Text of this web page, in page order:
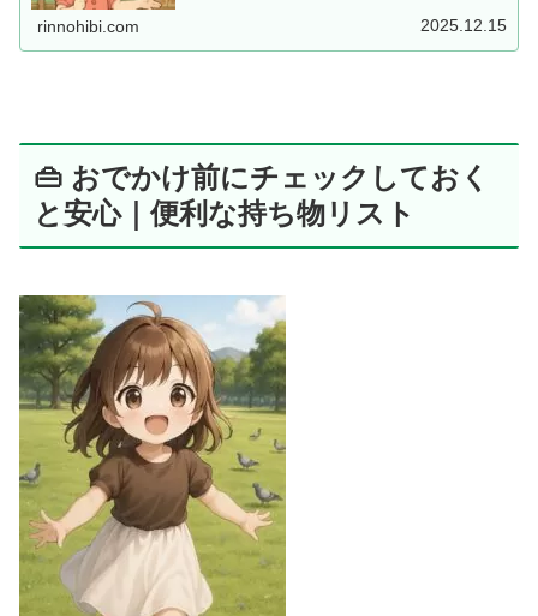
rinnohibi.com 2025.12.15
👜 おでかけ前にチェックしておく
と安心｜便利な持ち物リスト